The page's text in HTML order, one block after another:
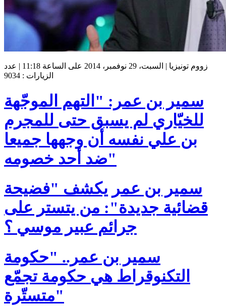
زووم تونيزيا | السبت، 29 نوفمبر، 2014 على الساعة 11:18 | عدد
الزيارات : 9034
سمير بن عمر: "التهم الموجّهة
للخيّاري لم يسبق حتى للمجرم
بن علي نفسه أن وجهها جميعا
ضد أحد خصومه"
سمير بن عمر يكشف "فضيحة
قضائية جديدة": من يتستر على
جرائم عبير موسي ؟
سمير بن عمر.. "حكومة
التكنوقراط هي حكومة تجمّع
متستّرة"